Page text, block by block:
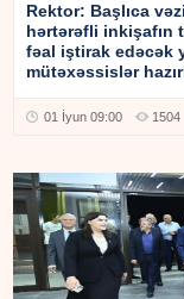
Rektor: Başlıca
hərtərəfli inkişafın
fəal iştirak edəcək
mütəxəssislər
01 İyun 09:00 1504